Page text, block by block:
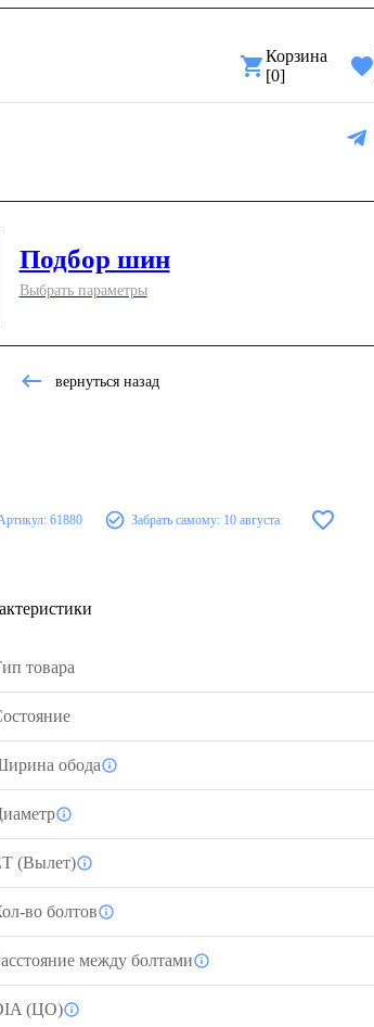
Корзина
[0]
Подбор шин
Выбрать параметры
вернуться назад
61880 Забрать самому: 10 августа
товара
обода
(Вылет)
во болтов
между болтами
(ЦО)